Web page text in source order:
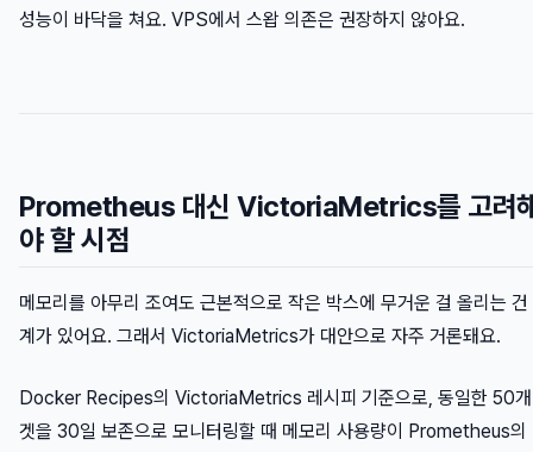
성능이 바닥을 쳐요. VPS에서 스왑 의존은 권장하지 않아요.
Prometheus 대신 VictoriaMetrics를 고려
야 할 시점
메모리를 아무리 조여도 근본적으로 작은 박스에 무거운 걸 올리는 건
계가 있어요. 그래서 VictoriaMetrics가 대안으로 자주 거론돼요.
Docker Recipes의 VictoriaMetrics 레시피 기준으로, 동일한 50
겟을 30일 보존으로 모니터링할 때 메모리 사용량이 Prometheus의